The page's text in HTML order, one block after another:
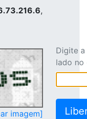
,
imagem]
Digite
lado no